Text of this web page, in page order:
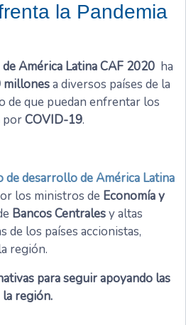
la Pandemia
América Latina CAF 2020 ha
millonesa diversos países de la
de que puedan enfrentar los
porCOVID-19.
de desarrollo de América Latina
los ministros de Economía y
Bancos Centralesy altas
de los países accionistas,
región.
para seguir apoyando las
región.